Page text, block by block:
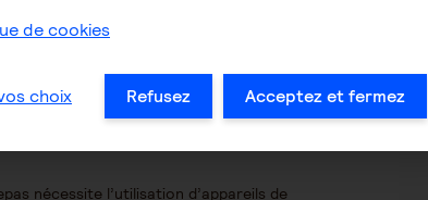
de fixer les aliments avant de les
nécessite l’utilisation d’appareils de
de cookies
choix Refusez Acceptez et fermez